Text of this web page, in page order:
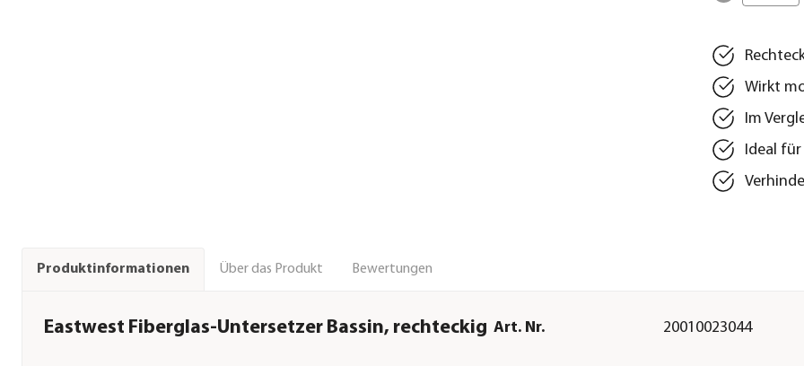
Wirkt
Im
Ideal
Produktinformationen Über das Produkt Bewertungen
Eastwest Fiberglas-Untersetzer Bassin, rechteckig Art. Nr. 20010023044